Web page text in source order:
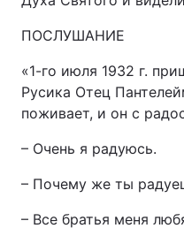
ПОСЛУШАНИЕ
«1-го июля 1932 г.
Русика Отец
поживает, и он с
– Очень я радуюсь.
– Почему же ты
– Все братья меня